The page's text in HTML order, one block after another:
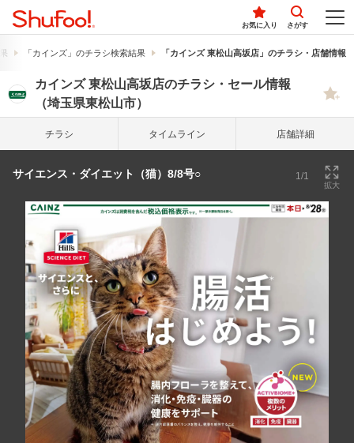
お気に入り さがす
「カインズ」のチラシ検索結果 「カインズ 東松山高坂店」のチラシ・店舗情報
カインズ 東松山高坂店のチラシ・セール情報
（埼玉県東松山市）
チラシ タイム ライン 店舗詳細
サイエンス・ダイエット（猫）8/8号○ 1/1
拡大